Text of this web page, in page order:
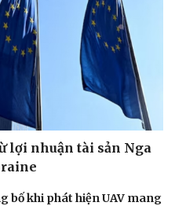
lợi nhuận tài sản Nga
bố khi phát hiện UAV mang